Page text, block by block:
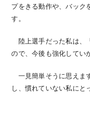
プをきる動作や、バック
す。
陸上選手だった私は、
ので、今後も強化してい
一見簡単そうに思えま
し、慣れていない私にと